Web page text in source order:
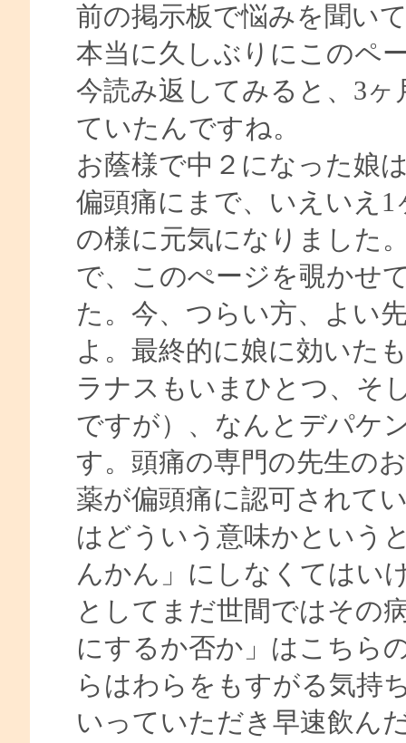
前の掲示板で悩みを聞い
本当に久しぶりにこのペ
今読み返してみると、3
ていたんですね。
お蔭様で中２になった娘
偏頭痛にまで、いえいえ
の様に元気になりました
で、このぺージを覗かせ
た。今、つらい方、よい
よ。最終的に娘に効いた
ラナスもいまひとつ、そ
ですが）、なんとデパケ
す。頭痛の専門の先生の
薬が偏頭痛に認可されて
はどういう意味かという
んかん」にしなくてはい
としてまだ世間ではその
にするか否か」はこちら
らはわらをもすがる気持
いっていただき早速飲ん